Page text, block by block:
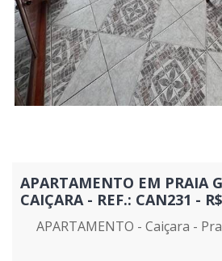
APARTAMENTO EM PRAIA
CAIÇARA - REF.: CAN231 -
APARTAMENTO - Caiçara -